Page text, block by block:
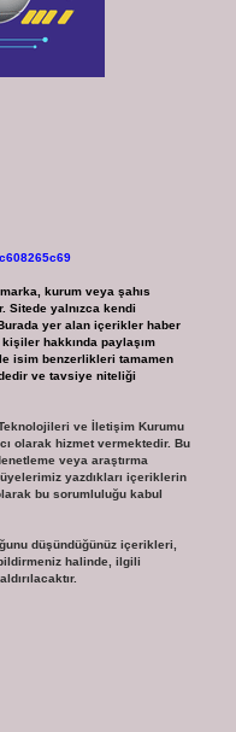
kurum veya şahıs
Sitede yalnızca kendi
Burada yer alan içerikler haber
hakkında paylaşım
isim benzerlikleri tamamen
ve tavsiye niteliği
ve İletişim Kurumu
olarak hizmet vermektedir. Bu
veya araştırma
yazdıkları içeriklerin
bu sorumluluğu kabul
düşündüğünüz içerikleri,
halinde, ilgili